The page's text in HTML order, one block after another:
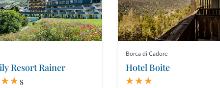
Resort Rainer
s
Borca di Cadore
Hotel Boite